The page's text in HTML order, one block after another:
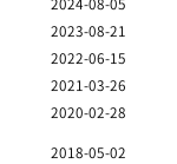
2023-08-21
2022-06-15
2021-03-26
2020-02-28
2018-05-02